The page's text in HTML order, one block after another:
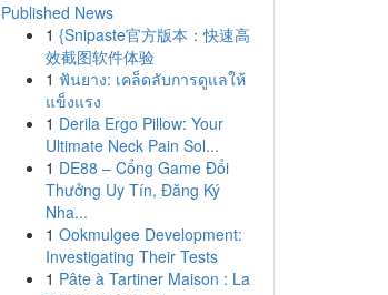
Published News
1 {Snipaste官方版本：快速高
效截图软件体验
1 ฟันยาง: เคล็ดลับการดูแลให้
แข็งแรง
1 Derila Ergo Pillow: Your
Ultimate Neck Pain Sol...
1 DE88 – Cổng Game Đổi
Thưởng Uy Tín, Đăng Ký
Nha...
1 Ookmulgee Development:
Investigating Their Tests
1 Pâte à Tartiner Maison : La